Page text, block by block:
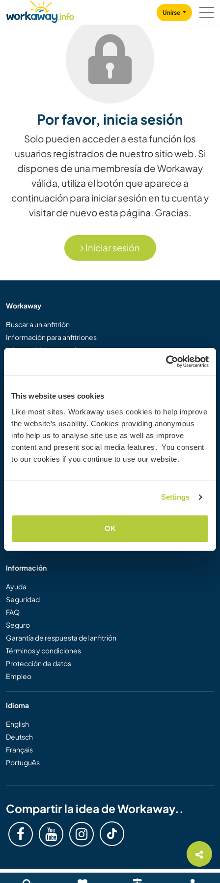
This website uses cookies
Like most sites, Workaway uses cookies to help improve
the website’s usability. Cookies providing anonymous
info help us to analyse site use as well as improve
content and present social media features. You consent
to our cookies if you continue to use our website.
Settings
OK
CONTENT
MAIN NAVIGATION
Unirse
Por favor, inicia sesión
Solo pueden acceder a esta función los
usuarios registrados de nuestro sitio web. Si
dispones de una membresía de Workaway
válida, utiliza el botón que aparece a
continuación para iniciar sesión en tu cuenta y
visitar de nuevo esta página. Gracias.
Iniciar sesión
Workaway
Buscar a un anfitrión
Información para anfitriones
Información para workawayers
Registrarse como anfitrión
Descuentos y Socios
Workaway Blog
Galería de fotos
Información
Ayuda
Seguridad
FAQ
Seguro
Garantía de respuesta del anfitrión
Términos y condiciones
Protección de datos
Empleo
Idioma
English
Deutsch
Français
Português
Compartir la idea de Workaway..